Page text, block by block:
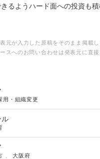
るようハード面への投資も
元が入力した原稿をそのまま掲載し
スへのお問い合わせは発表元に直
用・組織変更
ル
、大阪府